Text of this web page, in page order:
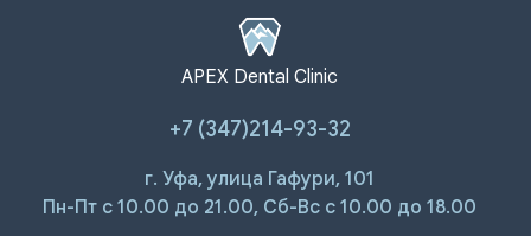
APEX Dental Clinic
+7 (347)214-93-32
г. Уфа, улица Гафури, 101
Пн-Пт с 10.00 до 21.00, Сб-Вс с 10.00 до 18.00
Ответы на
УСЛУГИ
Лечение зубов